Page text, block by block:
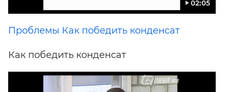
02:05
Проблемы Как победить конденсат
Как победить конденсат